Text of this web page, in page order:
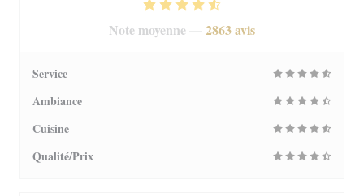
Note moyenne —2863 avis
Service
Ambiance
Cuisine
Qualité/Prix